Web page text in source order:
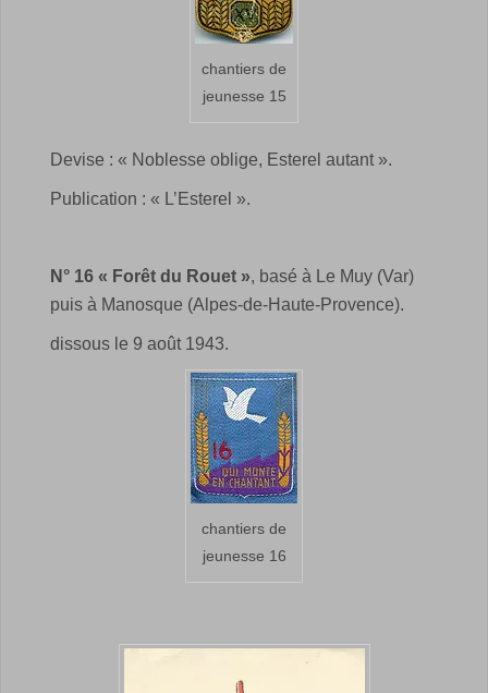
chantiers de
jeunesse 15
Devise : « Noblesse oblige, Esterel autant ».
Publication : « L’Esterel ».
N° 16 « Forêt du Rouet », basé à Le Muy (Var)
puis à Manosque (Alpes-de-Haute-Provence).
dissous le 9 août 1943.
chantiers de
jeunesse 16